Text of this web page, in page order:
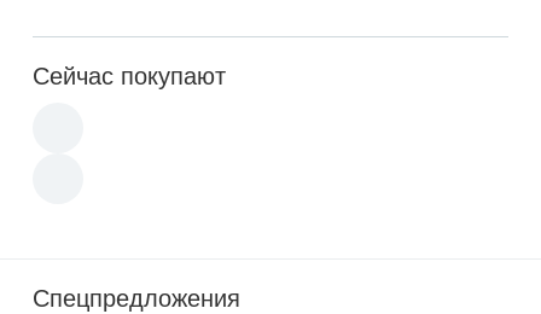
Сейчас покупают
Спецпредложения